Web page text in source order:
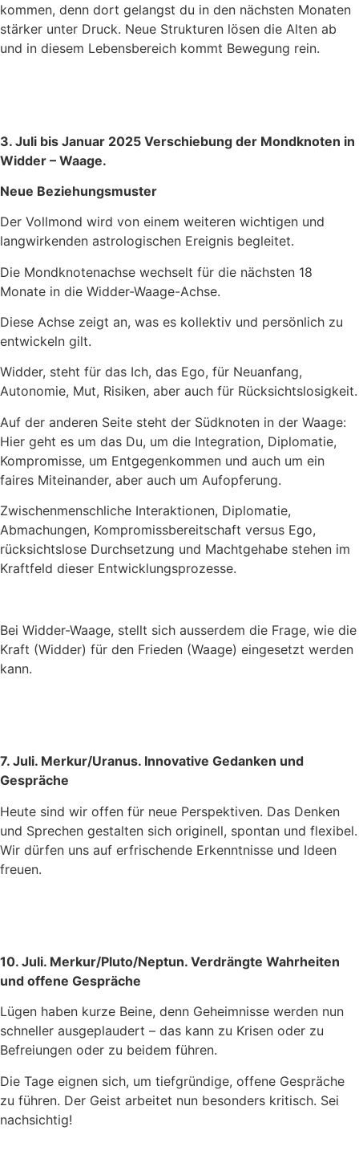
kommen, denn dort gelangst du in den nächsten Monaten
stärker unter Druck. Neue Strukturen lösen die Alten ab
und in diesem Lebensbereich kommt Bewegung rein.
3. Juli bis Januar 2025 Verschiebung der Mondknoten in
Widder – Waage.
Neue Beziehungsmuster
Der Vollmond wird von einem weiteren wichtigen und
langwirkenden astrologischen Ereignis begleitet.
Die Mondknotenachse wechselt für die nächsten 18
Monate in die Widder-Waage-Achse.
Diese Achse zeigt an, was es kollektiv und persönlich zu
entwickeln gilt.
Widder, steht für das Ich, das Ego, für Neuanfang,
Autonomie, Mut, Risiken, aber auch für Rücksichtslosigkeit.
Auf der anderen Seite steht der Südknoten in der Waage:
Hier geht es um das Du, um die Integration, Diplomatie,
Kompromisse, um Entgegenkommen und auch um ein
faires Miteinander, aber auch um Aufopferung.
Zwischenmenschliche Interaktionen, Diplomatie,
Abmachungen, Kompromissbereitschaft versus Ego,
rücksichtslose Durchsetzung und Machtgehabe stehen im
Kraftfeld dieser Entwicklungsprozesse.
Bei Widder-Waage, stellt sich ausserdem die Frage, wie die
Kraft (Widder) für den Frieden (Waage) eingesetzt werden
kann.
7. Juli. Merkur/Uranus. Innovative Gedanken und
Gespräche
Heute sind wir offen für neue Perspektiven. Das Denken
und Sprechen gestalten sich originell, spontan und flexibel.
Wir dürfen uns auf erfrischende Erkenntnisse und Ideen
freuen.
10. Juli. Merkur/Pluto/Neptun. Verdrängte Wahrheiten
und offene Gespräche
Lügen haben kurze Beine, denn Geheimnisse werden nun
schneller ausgeplaudert – das kann zu Krisen oder zu
Befreiungen oder zu beidem führen.
Die Tage eignen sich, um tiefgründige, offene Gespräche
zu führen. Der Geist arbeitet nun besonders kritisch. Sei
nachsichtig!